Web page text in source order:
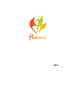
content
←